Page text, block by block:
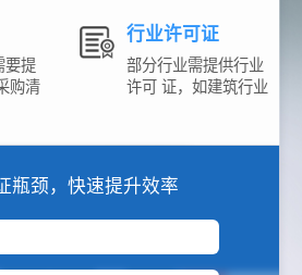
要提
购清
行业许可证
部分行业需提供行业
许可 证，如建筑行业
瓶颈，快速提升效率